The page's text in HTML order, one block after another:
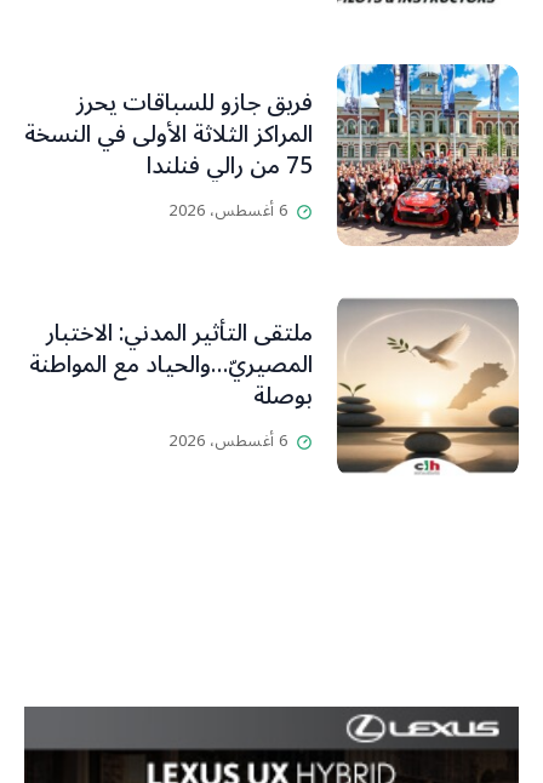
فريق جازو للسباقات يحرز
المراكز الثلاثة الأولى في النسخة
75 من رالي فنلندا
6 أغسطس، 2026
ملتقى التأثير المدني: الاختبار
المصيريّ…والحياد مع المواطنة
بوصلة
6 أغسطس، 2026